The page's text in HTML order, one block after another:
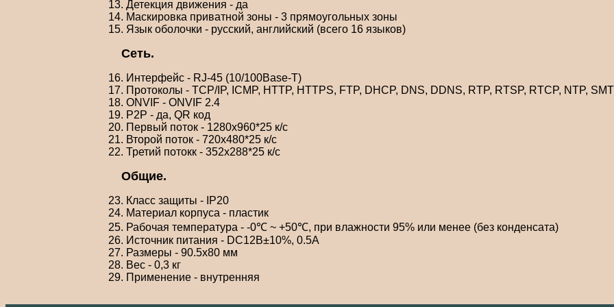
13. Детекция движения - да
14. Маскировка приватной зоны - 3 прямоугольных зоны
15. Язык оболочки - русский, английский (всего 16 языков)
Сеть.
16. Интерфейс - RJ-45 (10/100Base-T)
17. Протоколы - TCP/IP, ICMP, HTTP, HTTPS, FTP, DHCP, DNS, DDNS, RTP, RTSP, RTCP, NTP,
18. ONVIF - ONVIF 2.4
19. P2P - да, QR код
20. Первый поток - 1280х960*25 к/с
21. Второй поток - 720х480*25 к/с
22. Третий потокк - 352х288*25 к/с
Общие.
23. Класс защиты - IP20
24. Материал корпуса - пластик
25. Рабочая температура - -0℃ ~ +50℃, при влажности 95% или менее (без конденсата)
26. Источник питания - DC12В±10%, 0.5А
27. Размеры - 90.5х80 мм
28. Вес - 0,3 кг
29. Применение - внутренняя